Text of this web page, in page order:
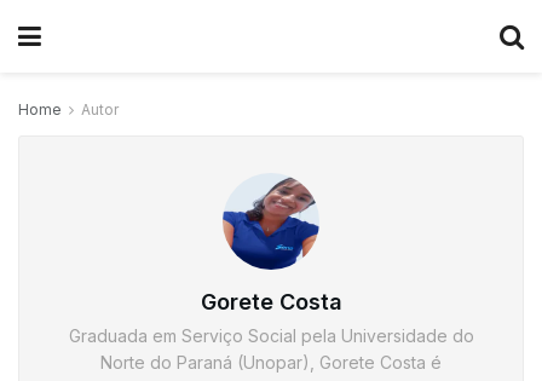
Home Autor
Gorete Costa
Graduada em Serviço Social pela Universidade do
Norte do Paraná (Unopar), Gorete Costa é